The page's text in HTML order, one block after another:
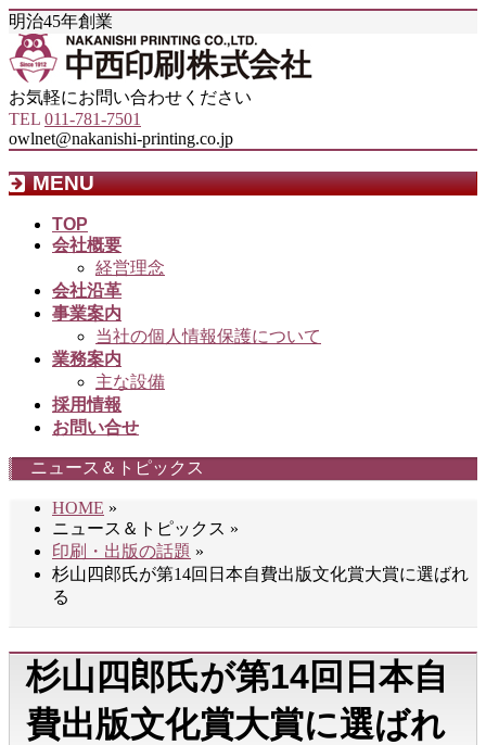
明治45年創業
お気軽にお問い合わせください
TEL 011-781-7501
owlnet@nakanishi-printing.co.jp
MENU
TOP
会社概要
経営理念
会社沿革
事業案内
当社の個人情報保護について
業務案内
主な設備
採用情報
お問い合せ
ニュース＆トピックス
HOME »
ニュース＆トピックス »
印刷・出版の話題 »
杉山四郎氏が第14回日本自費出版文化賞大賞に選ばれ
る
杉山四郎氏が第14回日本自
費出版文化賞大賞に選ばれ